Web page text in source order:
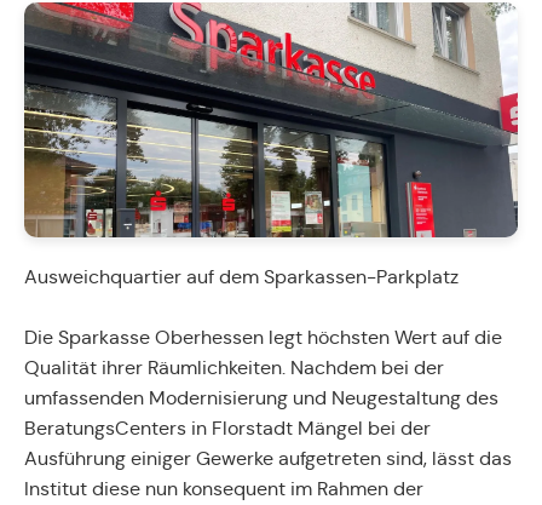
Ausweichquartier auf dem Sparkassen-Parkplatz
Die Sparkasse Oberhessen legt höchsten Wert auf die
Qualität ihrer Räumlichkeiten. Nachdem bei der
umfassenden Modernisierung und Neugestaltung des
BeratungsCenters in Florstadt Mängel bei der
Ausführung einiger Gewerke aufgetreten sind, lässt das
Institut diese nun konsequent im Rahmen der